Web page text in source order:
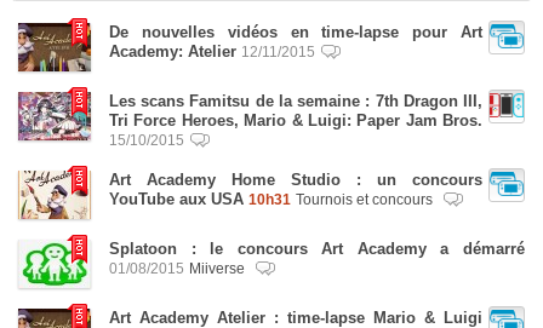
De nouvelles vidéos en time-lapse pour Art
Academy: Atelier 12/11/2015
Les scans Famitsu de la semaine : 7th Dragon III,
Tri Force Heroes, Mario & Luigi: Paper Jam Bros.
15/10/2015
Art Academy Home Studio : un concours
YouTube aux USA 10h31 Tournois et concours
Splatoon : le concours Art Academy a démarré
01/08/2015 Miiverse
Art Academy Atelier : time-lapse Mario & Luigi